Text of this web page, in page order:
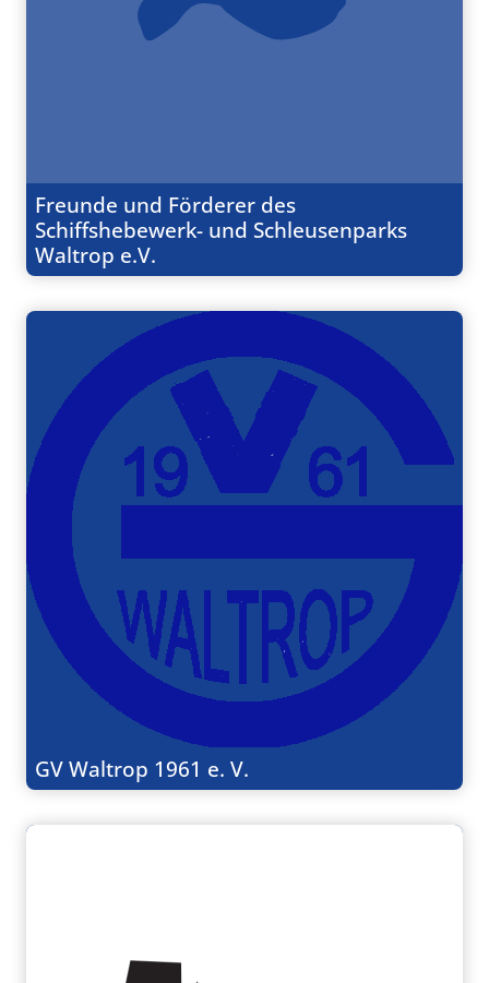
Freunde und Förderer des
Schiffshebewerk- und Schleusenparks
Waltrop e.V.
GV Waltrop 1961 e. V.